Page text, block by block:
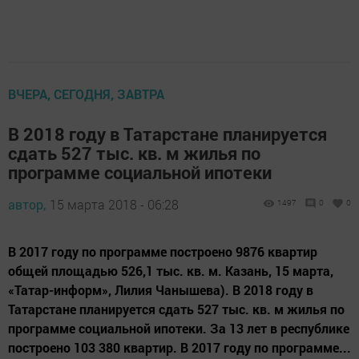
ВЧЕРА, СЕГОДНЯ, ЗАВТРА
В 2018 году в Татарстане планируется
сдать 527 тыс. кв. м жилья по
программе социальной ипотеки
автор, 15 марта 2018 - 06:28 1497 0 0
В 2017 году по программе построено 9876 квартир
общей площадью 526,1 тыс. кв. м. Казань, 15 марта,
«Татар-информ», Лилия Чанышева). В 2018 году в
Татарстане планируется сдать 527 тыс. кв. м жилья по
программе социальной ипотеки. За 13 лет в республике
построено 103 380 квартир. В 2017 году по программе...